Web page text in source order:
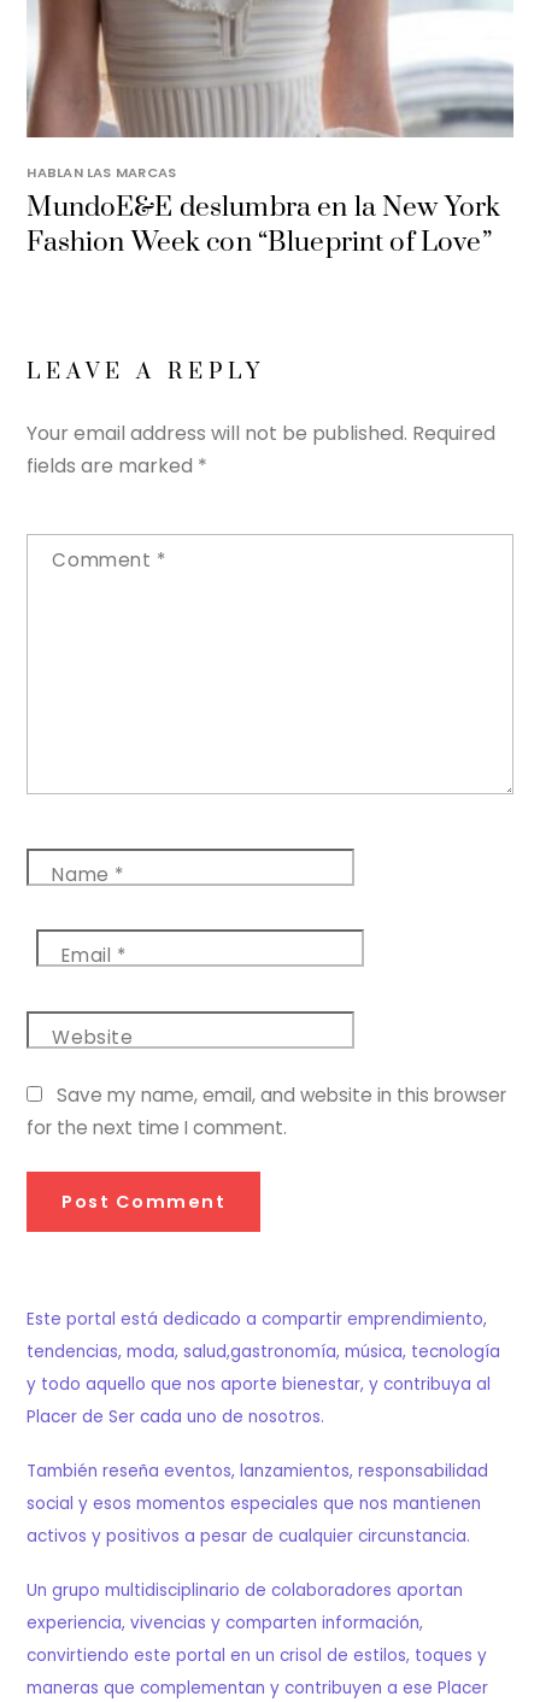
HABLAN LAS MARCAS
MundoE&E deslumbra en la New York
Fashion Week con “Blueprint of Love”
LEAVE A REPLY
Your email address will not be published. Required
fields are marked *
Comment *
Name *
Email *
Website
Save my name, email, and website in this browser
for the next time I comment.
Este portal está dedicado a compartir emprendimiento,
tendencias, moda, salud,gastronomía, música, tecnología
y todo aquello que nos aporte bienestar, y contribuya al
Placer de Ser cada uno de nosotros.
También reseña eventos, lanzamientos, responsabilidad
social y esos momentos especiales que nos mantienen
activos y positivos a pesar de cualquier circunstancia.
Un grupo multidisciplinario de colaboradores aportan
experiencia, vivencias y comparten información,
convirtiendo este portal en un crisol de estilos, toques y
maneras que complementan y contribuyen a ese Placer